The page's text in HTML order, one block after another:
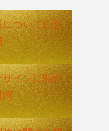
ついての質
インに関す
問